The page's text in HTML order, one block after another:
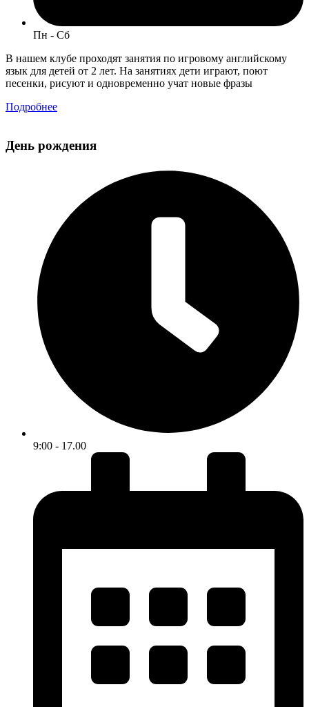
Пн - Сб
В нашем клубе проходят занятия по игровому английскому
язык для детей от 2 лет. На занятиях дети играют, поют
песенки, рисуют и одновременно учат новые фразы
Подробнее
День рождения
9:00 - 17.00